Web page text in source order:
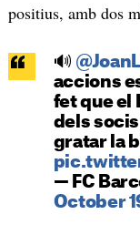
positius, amb dos
🔊
accions
fet que el
dels
gratar la
— FC
October